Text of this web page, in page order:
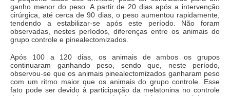
ganho menor do peso. A partir de 20 dias após a intervenção
cirúrgica, até cerca de 90 dias, o peso aumentou rapidamente,
tendendo a estabilizar-se após este período. Não foram
observadas, nestes períodos, diferenças entre os animais do
grupo controle e pinealectomizados.
Após 100 a 120 dias, os animais de ambos os grupos
continuaram ganhando peso, sendo que, neste período,
observou-se que os animais pinealectomizados ganharam peso
com um ritmo maior que os animais do grupo controle. Esse
fato pode ser devido à participação da melatonina no controle